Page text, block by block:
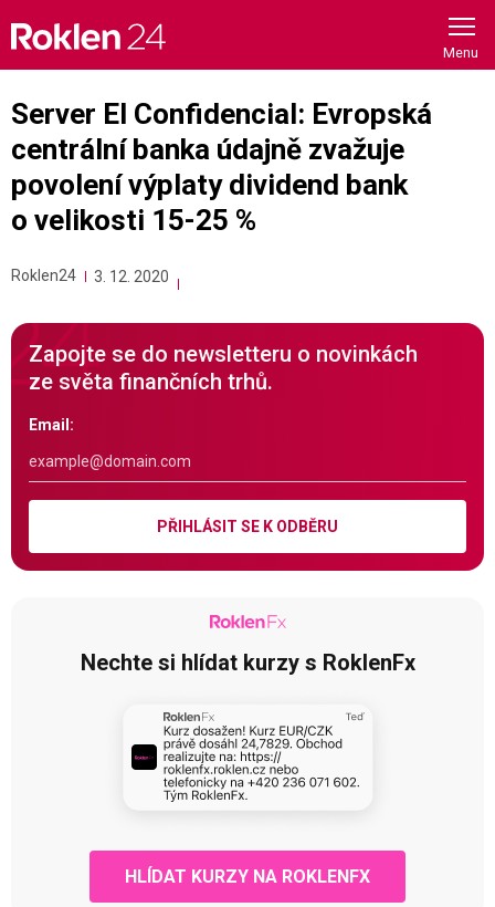
content
Server El Confidencial: Evropská
centrální banka údajně zvažuje
povolení výplaty dividend bank
o velikosti 15-25 %
Roklen24 3. 12. 2020
Zapojte se do newsletteru o novinkách
ze světa finančních trhů.
Email:
PŘIHLÁSIT SE K ODBĚRU
Nechte si hlídat kurzy s RoklenFx
HLÍDAT KURZY NA ROKLENFX